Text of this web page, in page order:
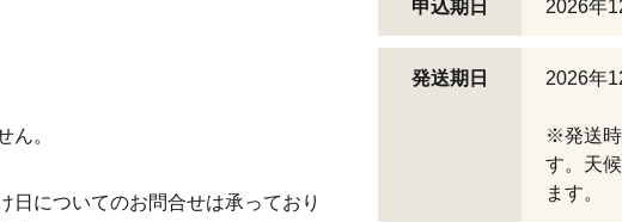
ん。
についてのお問合せは承っており
申込期日 2026年
発送期日 2026年
※発送時
す。天
ます。